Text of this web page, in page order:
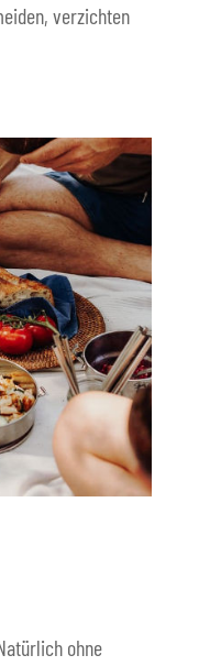
verzichten
ohne